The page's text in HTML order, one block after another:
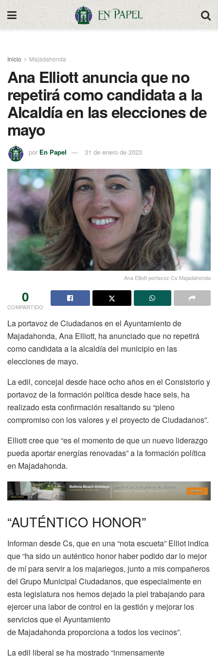
Inicio Majadahonda
Ana Elliott anuncia que no
repetirá como candidata a la
Alcaldía en las elecciones de
mayo
por En Papel 31 de enero de 2023
Ana Elliott portavoz Cs Majadahonda
0
COMPARTIDO
La portavoz de Ciudadanos en el Ayuntamiento de
Majadahonda, Ana Elliott, ha anunciado que no repetirá
como candidata a la alcaldía del municipio en las
elecciones de mayo.
La edil, concejal desde hace ocho años en el Consistorio y
portavoz de la formación política desde hace seis, ha
realizado esta confirmación resaltando su “pleno
compromiso con los valores y el proyecto de Ciudadanos”.
Elliott cree que “es el momento de que un nuevo liderazgo
pueda aportar energías renovadas” a la formación política
en Majadahonda.
“AUTÉNTICO HONOR”
Informan desde Cs, que en una “nota escueta” Elliot indica
que “ha sido un auténtico honor haber podido dar lo mejor
de mí para servir a los majariegos, junto a mis compañeros
del Grupo Municipal Ciudadanos, que especialmente en
esta legislatura nos hemos dejado la piel trabajando para
ejercer una labor de control en la gestión y mejorar los
servicios que el Ayuntamiento
de Majadahonda proporciona a todos los vecinos”.
La edil liberal se ha mostrado “inmensamente